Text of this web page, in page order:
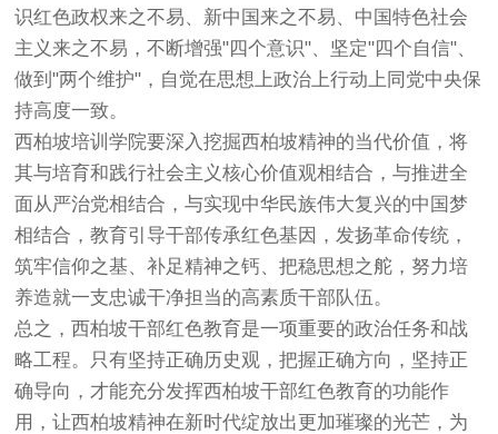
识红色政权来之不易、新中国来之不易、中国特色社会
主义来之不易，不断增强"四个意识"、坚定"四个自信"、
做到"两个维护"，自觉在思想上政治上行动上同党中央保
持高度一致。
西柏坡培训学院要深入挖掘西柏坡精神的当代价值，将
其与培育和践行社会主义核心价值观相结合，与推进全
面从严治党相结合，与实现中华民族伟大复兴的中国梦
相结合，教育引导干部传承红色基因，发扬革命传统，
筑牢信仰之基、补足精神之钙、把稳思想之舵，努力培
养造就一支忠诚干净担当的高素质干部队伍。
总之，西柏坡干部红色教育是一项重要的政治任务和战
略工程。只有坚持正确历史观，把握正确方向，坚持正
确导向，才能充分发挥西柏坡干部红色教育的功能作
用，让西柏坡精神在新时代绽放出更加璀璨的光芒，为